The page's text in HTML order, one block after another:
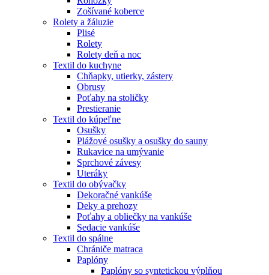
Zošívané koberce
Rolety a žáluzie
Plisé
Rolety
Rolety deň a noc
Textil do kuchyne
Chňapky, utierky, zástery
Obrusy
Poťahy na stoličky
Prestieranie
Textil do kúpeľne
Osušky
Plážové osušky a osušky do sauny
Rukavice na umývanie
Sprchové závesy
Uteráky
Textil do obývačky
Dekoračné vankúše
Deky a prehozy
Poťahy a obliečky na vankúše
Sedacie vankúše
Textil do spálne
Chrániče matraca
Paplóny
Paplóny so syntetickou výplňou